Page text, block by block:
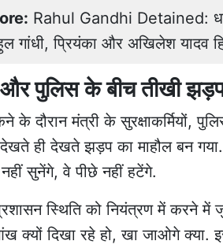
Rahul Gandhi Detained:
गांधी, प्रियंका और अखिलेश यादव
पुलिस के बीच तीखी झड़प,
के दौरान मंत्री के सुरक्षाकर्मियों,
ही देखते झड़प का माहौल बन
सुनेंगे, वे पीछे नहीं हटेंगे.
स्थिति को नियंत्रण में करने में
क्यों दिखा रहे हो, खा जाओगे क्या.